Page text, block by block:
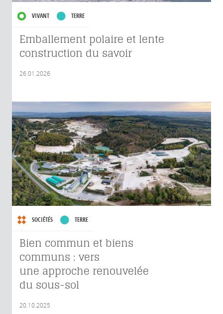
VIVANT TERRE
Emballement polaire et lente
construction du savoir
26.01.2026
SOCIÉTÉS TERRE
Bien commun et biens
communs : vers
une approche renouvelée
du sous-sol
20.10.2025